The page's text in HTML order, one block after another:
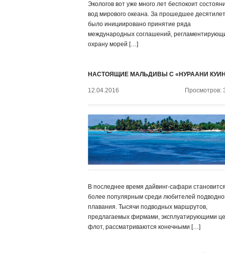
Экологов вот уже много лет беспокоит
вод мирового океана. За прошедшее
было инициировано принятие ряда
международных соглашений,
охрану морей […]
НАСТОЯЩИЕ МАЛЬДИВЫ С «НУРААНИ
12.04.2016 Просмотров:
В последнее время дайвинг-сафари
более популярным среди любителей
плавания. Тысячи подводных маршрутов,
предлагаемых фирмами, эксплуатирующими
флот, рассматриваются конечными […]